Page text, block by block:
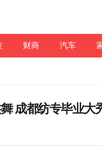
财商 汽车
成都纺专毕业大